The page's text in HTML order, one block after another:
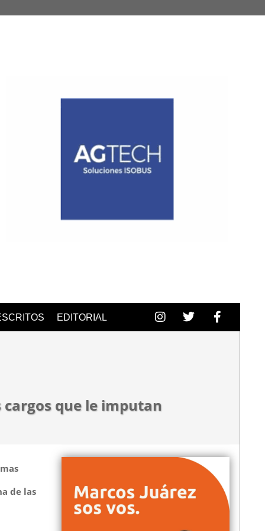
EDITORIAL
cargos que le imputan
de las